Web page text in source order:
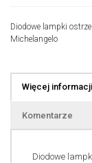
Diodowe lampki
Michelangelo
Więcej informacji
Komentarze
Diodowe